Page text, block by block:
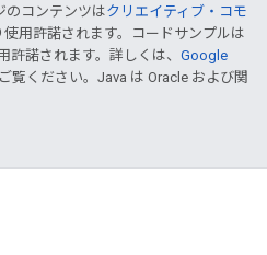
のコンテンツはクリエイティブ・コモ
使用許諾されます。コードサンプルは
許諾されます。詳しくは、 Google
覧ください。Java は Oracle および関